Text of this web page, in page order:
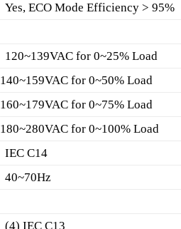
Yes, ECO Mode Efficiency > 95%
120~139VAC for 0~25% Load
140~159VAC for 0~50% Load
160~179VAC for 0~75% Load
180~280VAC for 0~100% Load
IEC C14
40~70Hz
(4) IEC C13